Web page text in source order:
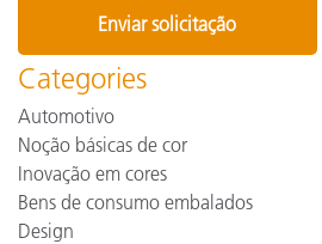
Categories
Automotivo
Noção básicas de cor
Inovação em cores
Bens de consumo embalados
Design